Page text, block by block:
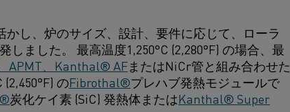
し、炉のサイズ、設計、要件に応じて、ローラ
ました。 最高温度1,250°C (2,280°F) の場合、最
APMT、Kanthal® AFまたはNiCr管と組み合わせた
のFibrothal®プレハブ発熱モジュールで
炭化ケイ素 (SiC) 発熱体またはKanthal® Super